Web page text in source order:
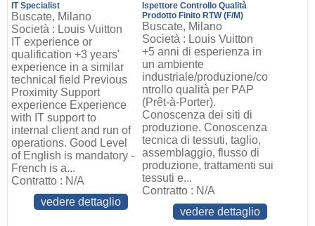
IT Specialist
Buscate, Milano
Società : Louis Vuitton
IT experience or
qualification +3 years'
experience in a similar
technical field Previous
Proximity Support
experience Experience
with IT support to
internal client and run of
operations. Good Level
of English is mandatory -
French is a...
Contratto : N/A
vedere dettaglio
Ispettore Controllo Qualità
Prodotto Finito RTW (F/M)
Buscate, Milano
Società : Louis Vuitton
+5 anni di esperienza in
un ambiente
industriale/produzione/co
ntrollo qualità per PAP
(Prêt-à-Porter).
Conoscenza dei siti di
produzione. Conoscenza
tecnica di tessuti, taglio,
assemblaggio, flusso di
produzione, trattamenti sui
tessuti e...
Contratto : N/A
vedere dettaglio